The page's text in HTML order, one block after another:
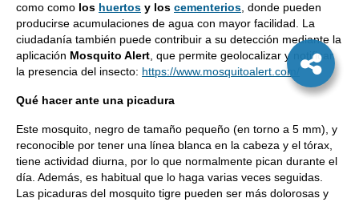
como como los huertos y los cementerios , donde pueden
producirse acumulaciones de agua con mayor facilidad. La
ciudadanía también puede contribuir a su detección mediante la
aplicación Mosquito Alert , que permite geolocalizar y notificar
la presencia del insecto: https://www.mosquitoalert.com/
Qué hacer ante una picadura
Este mosquito, negro de tamaño pequeño (en torno a 5 mm), y
reconocible por tener una línea blanca en la cabeza y el tórax,
tiene actividad diurna, por lo que normalmente pican durante el
día. Además, es habitual que lo haga varias veces seguidas.
Las picaduras del mosquito tigre pueden ser más dolorosas y